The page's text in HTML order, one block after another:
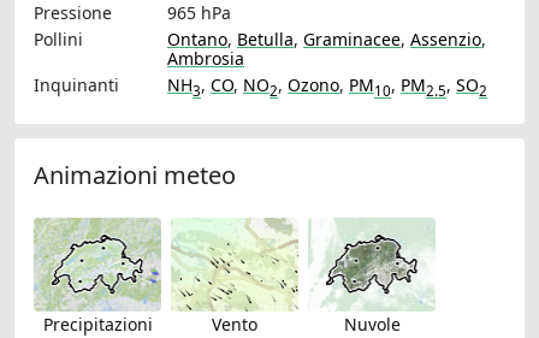
Pressione
965 hPa
Pollini
Ontano, Betulla, Graminacee, Assenzio,
Ambrosia
Inquinanti
NH3, CO, NO2, Ozono, PM10, PM2.5, SO2
Animazioni meteo
Precipitazioni Vento Nuvole